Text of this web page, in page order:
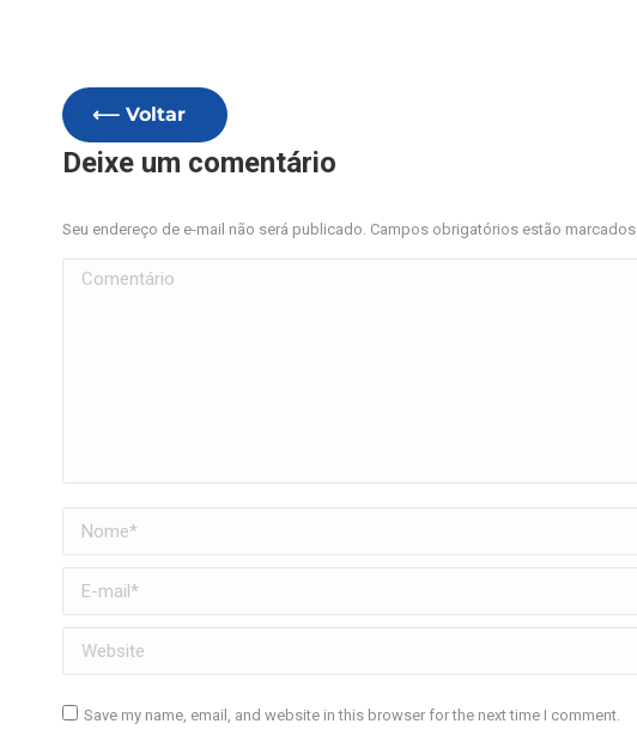
⟵ Voltar
Deixe um comentário
Seu endereço de e-mail não será publicado. Campos obrigatórios estão marcados
Comentário
Nome *
E-mail *
Website
Save my name, email, and website in this browser for the next time I comment.